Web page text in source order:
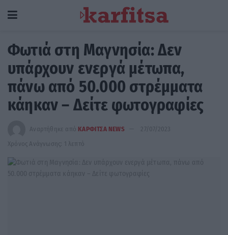
Φωτιά στη Μαγνησία: Δεν
υπάρχουν ενεργά μέτωπα,
πάνω από 50.000 στρέμματα
κάηκαν – Δείτε φωτογραφίες
Αναρτήθηκε από ΚΑΡΦΙΤΣΑ NEWS
27/07/2023
Χρόνος Ανάγνωσης: 1 λεπτό